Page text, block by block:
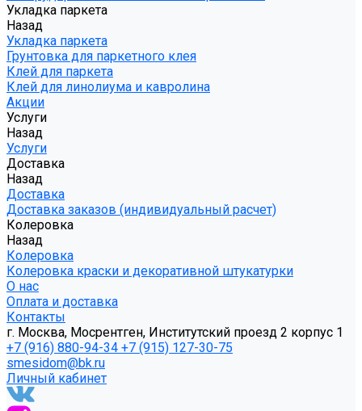
Укладка паркета
Назад
Укладка паркета
Грунтовка для паркетного клея
Клей для паркета
Клей для линолиума и кавролина
Акции
Услуги
Назад
Услуги
Доставка
Назад
Доставка
Доставка заказов (индивидуальный расчет)
Колеровка
Назад
Колеровка
Колеровка краски и декоративной штукатурки
О нас
Оплата и доставка
Контакты
г. Москва, Мосрентген, Институтский проезд 2 корпус 1
+7 (916) 880-94-34 +7 (915) 127-30-75
smesidom@bk.ru
Личный кабинет